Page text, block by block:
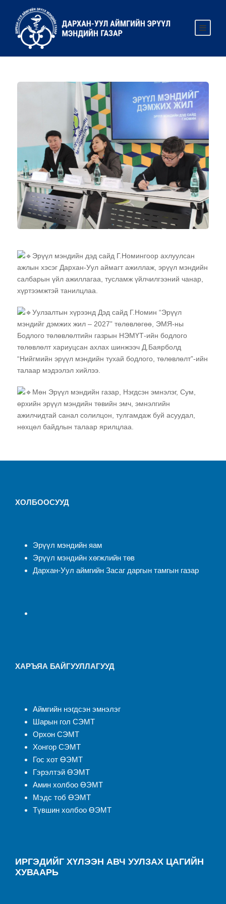
Эрүүл мэндийн дэд сайд Г.Номингоор ахлуулсан
ажлын хэсэг Дархан-Уул аймагт ажиллаж, эрүүл мэндийн
салбарын үйл ажиллагаа, тусламж үйлчилгээний чанар,
хүртээмжтэй танилцлаа.
Уулзалтын хүрээнд Дэд сайд Г.Номин “Эрүүл
мэндийг дэмжих жил – 2027” төлөвлөгөө, ЭМЯ-ны
Бодлого төлөвлөлтийн газрын НЭМҮТ-ийн бодлого
төлөвлөлт хариуцсан ахлах шинжээч Д.Баярболд
“Нийгмийн эрүүл мэндийн тухай бодлого, төлөвлөлт”-ийн
талаар мэдээлэл хийлээ.
Мөн Эрүүл мэндийн газар, Нэгдсэн эмнэлэг, Сум,
өрхийн эрүүл мэндийн төвийн эмч, эмнэлгийн
ажилчидтай санал солилцон, тулгамдаж буй асуудал,
нөхцөл байдлын талаар ярилцлаа.
ХОЛБООСУУД
Эрүүл мэндийн яам
Эрүүл мэндийн хөгжлийн төв
Дархан-Уул аймгийн Засаг даргын тамгын газар
ХАРЪЯА БАЙГУУЛЛАГУУД
Аймгийн нэгдсэн эмнэлэг
Шарын гол СЭМТ
Орхон СЭМТ
Хонгор СЭМТ
Гос хот ӨЭМТ
Гэрэлтэй ӨЭМТ
Амин холбоо ӨЭМТ
Мэдс тоб ӨЭМТ
Түвшин холбоо ӨЭМТ
ИРГЭДИЙГ ХҮЛЭЭН АВЧ УУЛЗАХ ЦАГИЙН
ХУВААРЬ